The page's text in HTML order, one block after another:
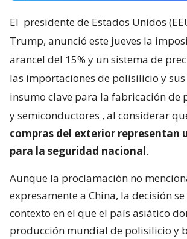
El presidente de Estados Unidos
Trump, anunció este jueves la
arancel del 15% y un sistema de
las importaciones de polisilicio y
insumo clave para la fabricación de
y semiconductores , al considerar
compras del exterior representan
para la seguridad nacional.
Aunque la proclamación no
expresamente a China, la decisión
contexto en el que el país asiático
producción mundial de polisilicio y